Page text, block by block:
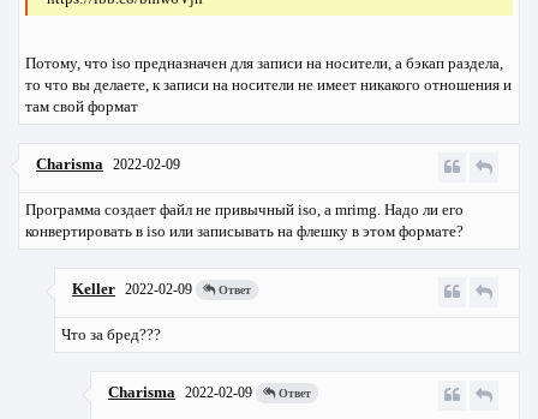
Потому, что iso предназначен для записи на носители, а бэкап раздела,
то что вы делаете, к записи на носители не имеет никакого отношения и
там свой формат
Charisma 2022-02-09
Программа создает файл не привычный iso, а mrimg. Надо ли его
конвертировать в iso или записывать на флешку в этом формате?
Keller 2022-02-09 Ответ
Что за бред???
Charisma 2022-02-09 Ответ